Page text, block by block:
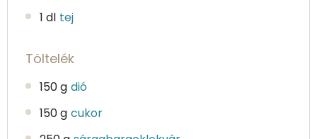
1 dl tej
Töltelék
150 g dió
150 g cukor